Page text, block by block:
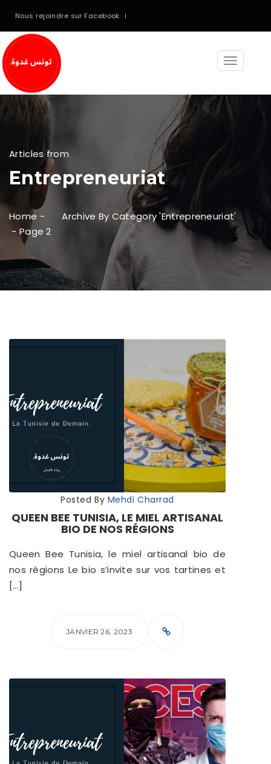
Nous rejoindre sur Facebook
Toggle
Articles from
Entrepreneuriat
Home -
Archive By Category 'Entrepreneuriat'
- Page 2
Posted By Mehdi Charrad
QUEEN BEE TUNISIA, LE MIEL ARTISANAL
BIO DE NOS RÉGIONS
Queen Bee Tunisia, le miel artisanal bio de
nos régions Le bio s’invite sur vos tartines et
[…]
JANVIER 26, 2023